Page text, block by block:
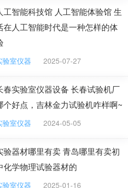
能加热的仪器：试管；烧杯；烧
1、 试管：（1）用途：少量物质反应
质的溶解（洗气瓶）。 （2）使用方
前外壁无水滴，盛放液体不超过容
；加热固体时，试管口向下倾斜；
度（约45°），。加热后不能骤冷，
夹持。 2、烧杯：(1) 用途:用作配制
剂的反应容器，在常温或加热时使
前应先擦干外壁水滴。（2）加热时
。（3）配制溶液时，所盛溶液为容
积的1/3。（4）一般烧杯的容量为
1000ML 3、烧瓶：（1）用途：大
热时使用。分蒸馏烧瓶和普通烧
使用蒸馏烧瓶带温度计；其他实验用
加热时要垫石棉网；盛放液体的体
时（制气体或有机合成等）应固
橡皮管。④平底烧瓶还可做洗瓶，
250ML 500ML 1000ML等
工智能科技馆 人工智能体验馆 生
在人工智能时代是一种怎样的体
验室仪器 2025-07-27
春实验室仪器设备 长春试验机厂
个好点，吉林金力试验机咋样啊~
验室仪器 2024-05-05
验器材哪里有卖 青岛哪里有卖初
化学物理试验器材的
验室仪器 2025-01-16